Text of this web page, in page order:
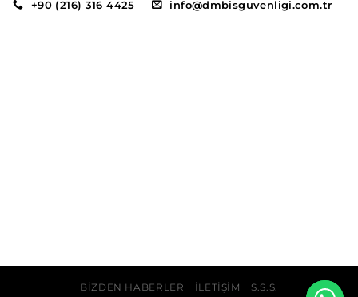
+90 (216) 316 4425 info@dmbisguvenligi.com.tr
BIZDEN HABERLER İLETIŞIM S.S.S.